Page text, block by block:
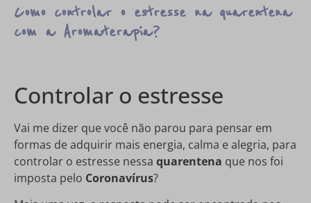
Como controlar o estresse na quarentena
com a Aromaterapia?
Controlar o estresse
Vai me dizer que você não parou para pensar em
formas de adquirir mais energia, calma e alegria, para
controlar o estresse nessa quarentena que nos foi
imposta pelo Coronavírus?